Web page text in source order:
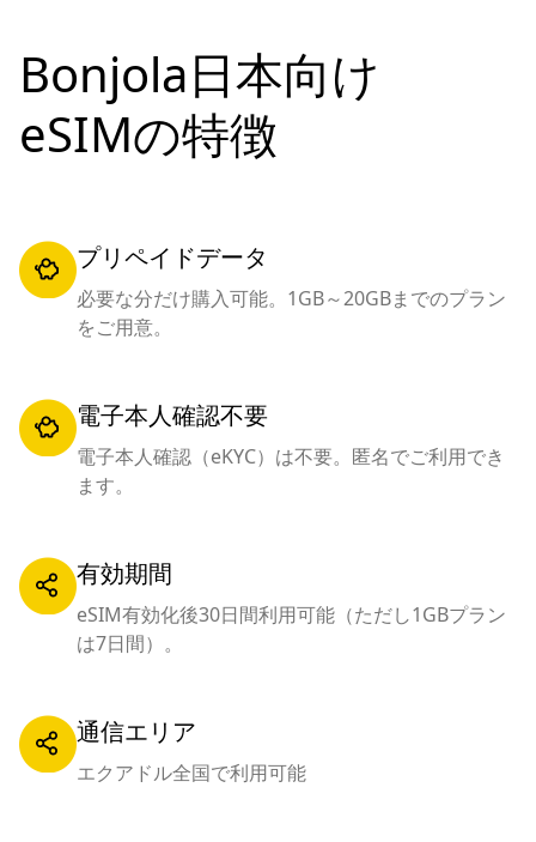
Bonjola日本向け
eSIMの特徴
プリペイドデータ
必要な分だけ購入可能。1GB～20GBまでのプラン
をご用意。
電子本人確認不要
電子本人確認（eKYC）は不要。匿名でご利用でき
ます。
有効期間
eSIM有効化後30日間利用可能（ただし1GBプラン
は7日間）。
通信エリア
エクアドル全国で利用可能